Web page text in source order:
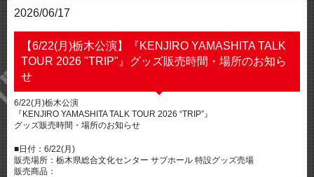
2026/06/17
【6/22(月)栃木公演】『KENJIRO YAMASHITA TALK
TOUR 2026 "TRIP"』グッズ販売時間・場所のお知ら
せ
6/22(月)栃木公演
『KENJIRO YAMASHITA TALK TOUR 2026 “TRIP”』
グッズ販売時間・場所のお知らせ
■日付：6/22(月)
販売場所：栃木県総合文化センター サブホール 特設グッズ売場
販売商品：